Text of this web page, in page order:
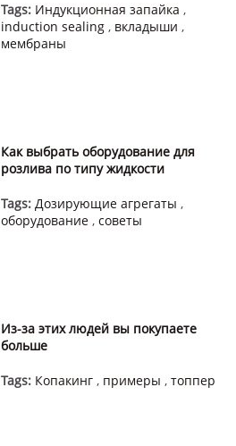
Tags: Индукционная запайка ,
induction sealing , вкладыши ,
мембраны
Как выбрать оборудование для
розлива по типу жидкости
Tags: Дозирующие агрегаты ,
оборудование , советы
Из-за этих людей вы покупаете
больше
Tags: Копакинг , примеры , топпер